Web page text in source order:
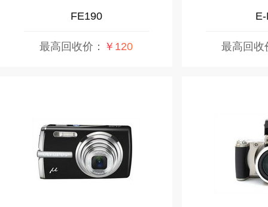
FE190
最高回收价： ￥120 最高回收